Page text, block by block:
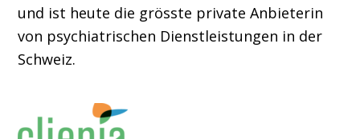
und ist heute die grösste private Anbieterin
von psychiatrischen Dienstleistungen in der
Schweiz.